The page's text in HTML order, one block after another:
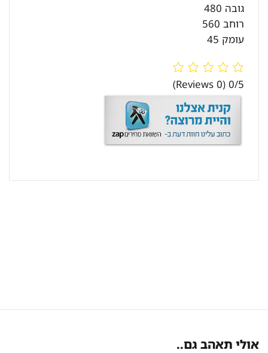
גובה 480
רוחב 560
עומק 45
0/5
(0 Reviews)
אולי תאהב גם..